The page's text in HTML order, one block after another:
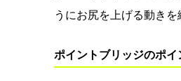
うにお尻を上げる動き
ポイントブリッジのポイ